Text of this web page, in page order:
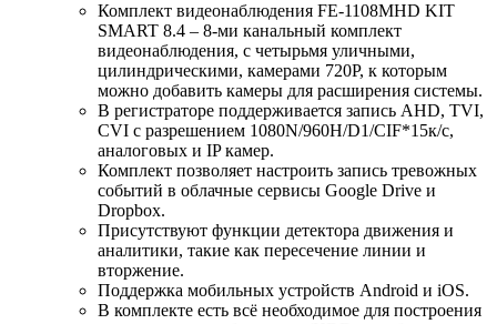
Комплект видеонаблюдения FE-1108MHD KIT
SMART 8.4 – 8-ми канальный комплект
видеонаблюдения, с четырьмя уличными,
цилиндрическими, камерами 720P, к которым
можно добавить камеры для расширения системы.
В регистраторе поддерживается запись AHD, TVI,
CVI с разрешением 1080N/960H/D1/CIF*15к/с,
аналоговых и IP камер.
Комплект позволяет настроить запись тревожных
событий в облачные сервисы Google Drive и
Dropbox.
Присутствуют функции детектора движения и
аналитики, такие как пересечение линии и
вторжение.
Поддержка мобильных устройств Android и iOS.
В комплекте есть всё необходимое для построения